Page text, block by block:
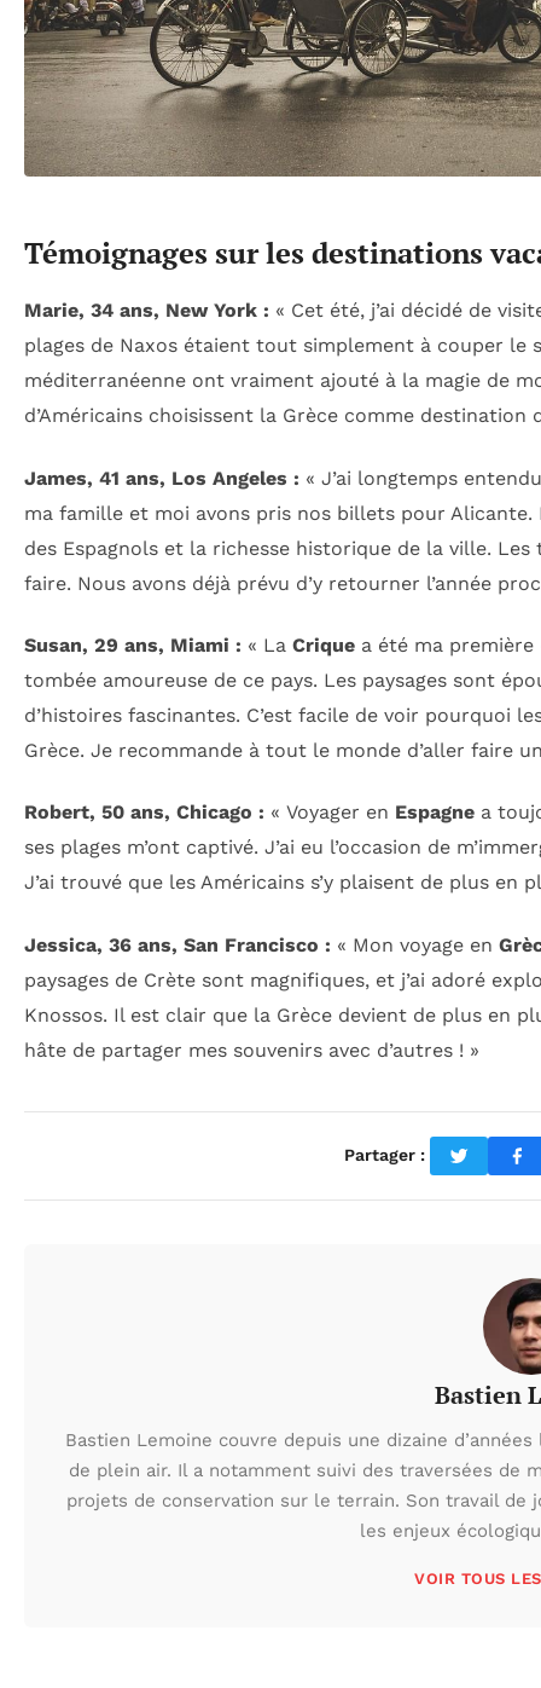
Témoignages sur les destinations
Marie, 34 ans, New York : « Cet été, j’ai décidé de
plages de Naxos étaient tout simplement à couper le
méditerranéenne ont vraiment ajouté à la magie de
d’Américains choisissent la Grèce comme destination
James, 41 ans, Los Angeles : « J’ai longtemps
ma famille et moi avons pris nos billets pour Alicante.
des Espagnols et la richesse historique de la ville.
faire. Nous avons déjà prévu d’y retourner l’année
Susan, 29 ans, Miami : « La Crique a été ma
tombée amoureuse de ce pays. Les paysages sont
d’histoires fascinantes. C’est facile de voir pourquoi
Grèce. Je recommande à tout le monde d’aller faire
Robert, 50 ans, Chicago : « Voyager en Espagne a
ses plages m’ont captivé. J’ai eu l’occasion de
J’ai trouvé que les Américains s’y plaisent de plus en
Jessica, 36 ans, San Francisco : « Mon voyage en
paysages de Crète sont magnifiques, et j’ai adoré
Knossos. Il est clair que la Grèce devient de plus en
hâte de partager mes souvenirs avec d’autres ! »
Partager :
Bastien
Bastien Lemoine couvre depuis une dizaine
de plein air. Il a notamment suivi des traversées de
projets de conservation sur le terrain. Son travail de
les enjeux
VOIR TOUS